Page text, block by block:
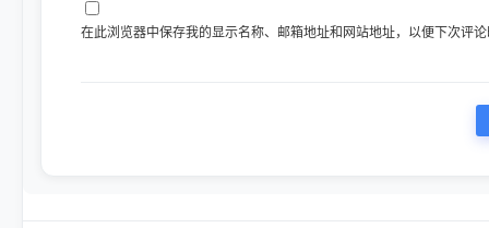
在此浏览器中保存我的显示名称、邮箱地址和网站地址，以便下次评